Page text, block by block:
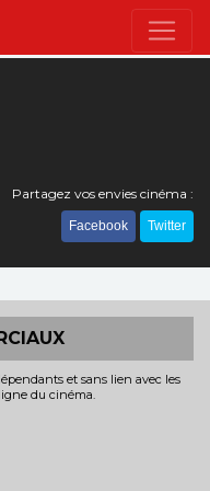
Partagez vos envies cinéma :
Facebook Twitter
et sans lien avec les
du cinéma.